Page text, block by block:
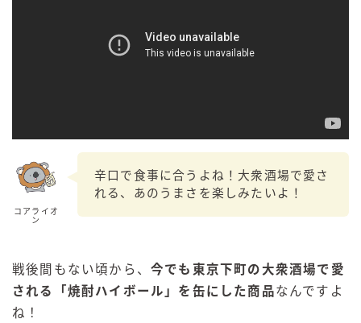
コアライオ
ン
辛口で食事に合うよね！大衆酒場で愛さ
れる、あのうまさを楽しみたいよ！
戦後間もない頃から、 今でも東京下町の大衆酒場で愛
される「焼酎ハイボール」を缶にした商品なんですよ
ね！